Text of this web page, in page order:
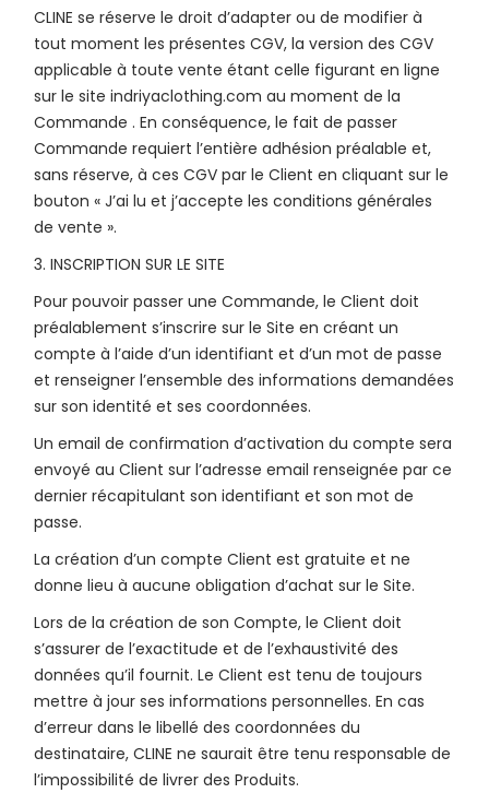
CLINE se réserve le droit d’adapter ou de modifier à
tout moment les présentes CGV, la version des CGV
applicable à toute vente étant celle figurant en ligne
sur le site indriyaclothing.com au moment de la
Commande . En conséquence, le fait de passer
Commande requiert l’entière adhésion préalable et,
sans réserve, à ces CGV par le Client en cliquant sur le
bouton « J’ai lu et j’accepte les conditions générales
de vente ».
3. INSCRIPTION SUR LE SITE
Pour pouvoir passer une Commande, le Client doit
préalablement s’inscrire sur le Site en créant un
compte à l’aide d’un identifiant et d’un mot de passe
et renseigner l’ensemble des informations demandées
sur son identité et ses coordonnées.
Un email de confirmation d’activation du compte sera
envoyé au Client sur l’adresse email renseignée par ce
dernier récapitulant son identifiant et son mot de
passe.
La création d’un compte Client est gratuite et ne
donne lieu à aucune obligation d’achat sur le Site.
Lors de la création de son Compte, le Client doit
s’assurer de l’exactitude et de l’exhaustivité des
données qu’il fournit. Le Client est tenu de toujours
mettre à jour ses informations personnelles. En cas
d’erreur dans le libellé des coordonnées du
destinataire, CLINE ne saurait être tenu responsable de
l’impossibilité de livrer des Produits.